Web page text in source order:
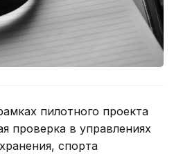
пилотного проекта
проверка в управлениях
спорта